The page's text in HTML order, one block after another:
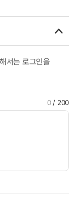
서는 로그인을
0/ 200